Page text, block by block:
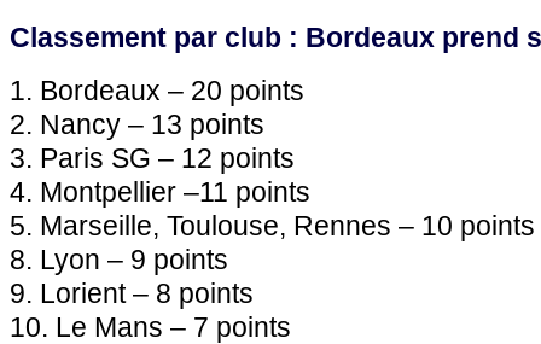
Classement par club : Bordeaux prend
1. Bordeaux – 20 points
2. Nancy – 13 points
3. Paris SG – 12 points
4. Montpellier –11 points
5. Marseille, Toulouse, Rennes – 10 points
8. Lyon – 9 points
9. Lorient – 8 points
10. Le Mans – 7 points